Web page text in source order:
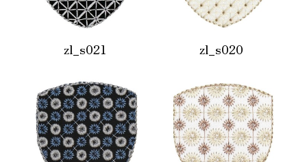
zl_s021 zl_s020